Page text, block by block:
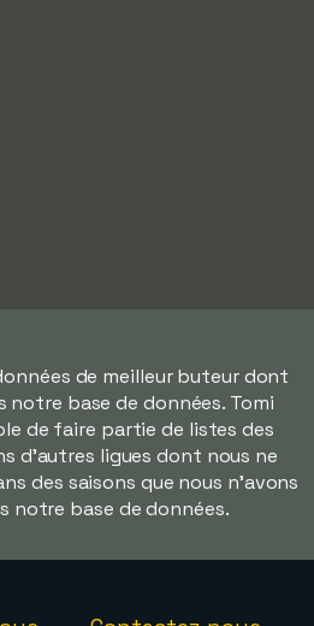
de meilleur buteur dont
notre base de données. Tomi
de faire partie de listes des
d'autres ligues dont nous ne
des saisons que nous n'avons
notre base de données.